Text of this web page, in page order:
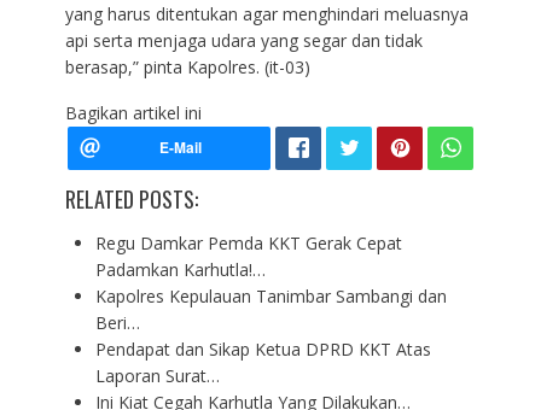
yang harus ditentukan agar menghindari meluasnya
api serta menjaga udara yang segar dan tidak
berasap,” pinta Kapolres. (it-03)
Bagikan artikel ini
RELATED POSTS:
Regu Damkar Pemda KKT Gerak Cepat
Padamkan Karhutla!…
Kapolres Kepulauan Tanimbar Sambangi dan
Beri…
Pendapat dan Sikap Ketua DPRD KKT Atas
Laporan Surat…
Ini Kiat Cegah Karhutla Yang Dilakukan…